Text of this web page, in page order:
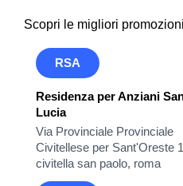
Scopri le migliori
RSA
Residenza per Anziani
Lucia
Via Provinciale Provinciale
Civitellese per Sant'Oreste
civitella san paolo, roma